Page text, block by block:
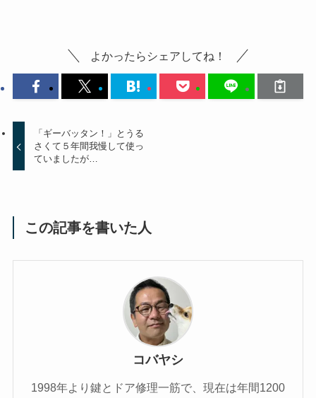
よかったらシェアしてね！
「ギーバッタン！」とうる
さくて５年間我慢して使っ
ていましたが…
この記事を書いた人
コバヤシ
1998年より鍵とドア修理一筋で、現在は年間1200